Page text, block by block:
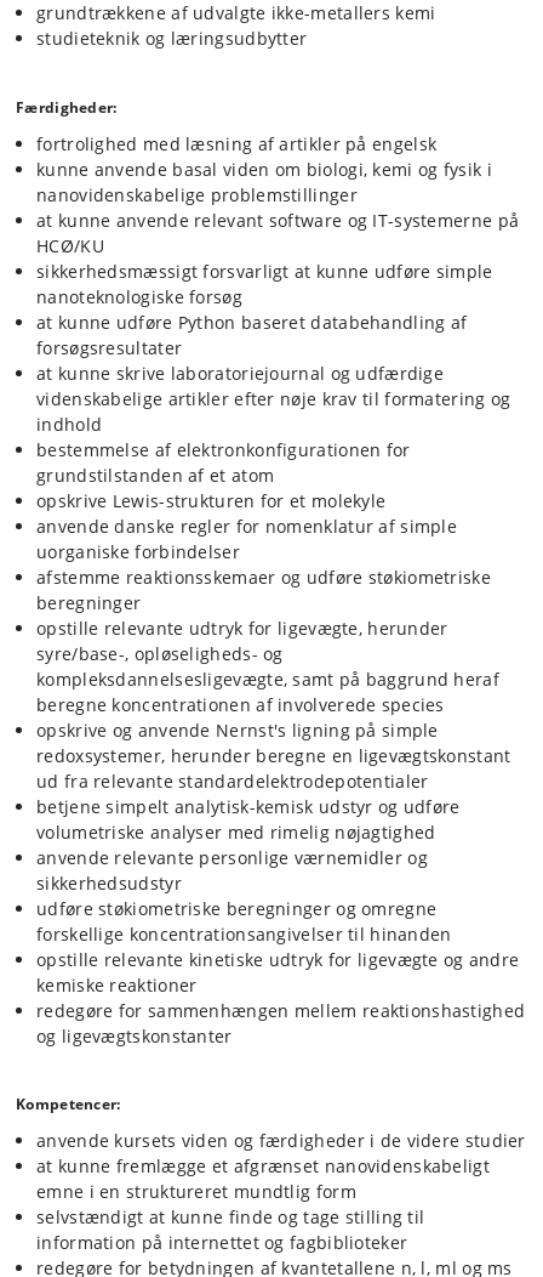
grundtrækkene af udvalgte ikke-metallers kemi
studieteknik og læringsudbytter
Færdigheder:
fortrolighed med læsning af artikler på engelsk
kunne anvende basal viden om biologi, kemi og fysik i
nanovidenskabelige problemstillinger
at kunne anvende relevant software og IT-systemerne på
HCØ/KU
sikkerhedsmæssigt forsvarligt at kunne udføre simple
nanoteknologiske forsøg
at kunne udføre Python baseret databehandling af
forsøgsresultater
at kunne skrive laboratoriejournal og udfærdige
videnskabelige artikler efter nøje krav til formatering og
indhold
bestemmelse af elektronkonfigurationen for
grundstilstanden af et atom
opskrive Lewis-strukturen for et molekyle
anvende danske regler for nomenklatur af simple
uorganiske forbindelser
afstemme reaktionsskemaer og udføre støkiometriske
beregninger
opstille relevante udtryk for ligevægte, herunder
syre/base-, opløseligheds- og
kompleksdannelsesligevægte, samt på baggrund heraf
beregne koncentrationen af involverede species
opskrive og anvende Nernst's ligning på simple
redoxsystemer, herunder beregne en ligevægtskonstant
ud fra relevante standardelektrodepotentialer
betjene simpelt analytisk-kemisk udstyr og udføre
volumetriske analyser med rimelig nøjagtighed
anvende relevante personlige værnemidler og
sikkerhedsudstyr
udføre støkiometriske beregninger og omregne
forskellige koncentrationsangivelser til hinanden
opstille relevante kinetiske udtryk for ligevægte og andre
kemiske reaktioner
redegøre for sammenhængen mellem reaktionshastighed
og ligevægtskonstanter
Kompetencer:
anvende kursets viden og færdigheder i de videre studier
at kunne fremlægge et afgrænset nanovidenskabeligt
emne i en struktureret mundtlig form
selvstændigt at kunne finde og tage stilling til
information på internettet og fagbiblioteker
redegøre for betydningen af kvantetallene n, l, ml og ms